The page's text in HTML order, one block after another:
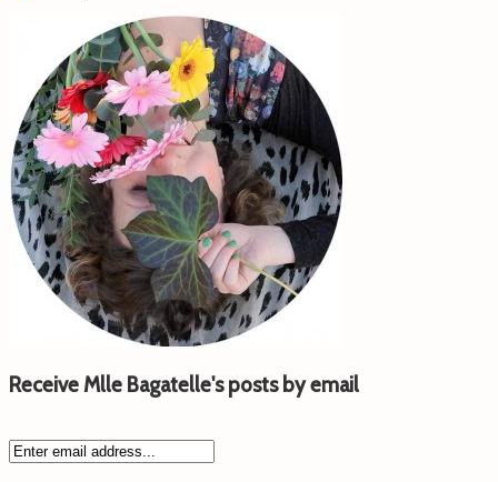
Receive Mlle Bagatelle's posts by email